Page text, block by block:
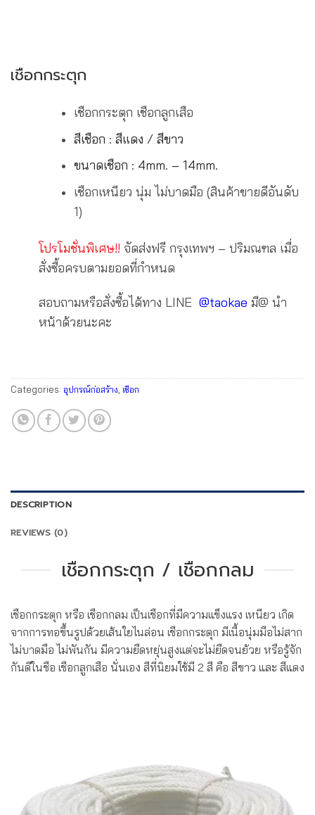
เชือกกระตุก
เชือกกระตุก เชือกลูกเสือ
สีเชือก : สีแดง / สีขาว
ขนาดเชือก : 4mm. – 14mm.
เชือกเหนียว นุ่ม ไม่บาดมือ (สินค้าขายดีอันดับ
1)
โปรโมชั่นพิเศษ!! จัดส่งฟรี กรุงเทพฯ – ปริมณฑล เมื่อ
สั่งซื้อครบตามยอดที่กำหนด
สอบถามหรือสั่งซื้อได้ทาง LINE @taokae มี@ นำ
หน้าด้วยนะคะ
Categories: อุปกรณ์ก่อสร้าง เชือก
DESCRIPTION
REVIEWS (0)
เชือกกระตุก / เชือกกลม
เชือกกระตุก หรือ เชือกกลม เป็นเชือกที่มีความแข็งแรง เหนียว เกิด
จากการทอขึ้นรูปด้วยเส้นใยไนล่อน เชือกกระตุก มีเนื้อนุ่มมือไม่สาก
ไม่บาดมือ ไม่พันกัน มีความยืดหยุ่นสูงแต่จะไม่ยืดจนย้วย หรือรู้จัก
กันดีในชือ เชือกลูกเสือ นั่นเอง สีที่นิยมใช้มี 2 สี คือ สีขาว และ สีแดง